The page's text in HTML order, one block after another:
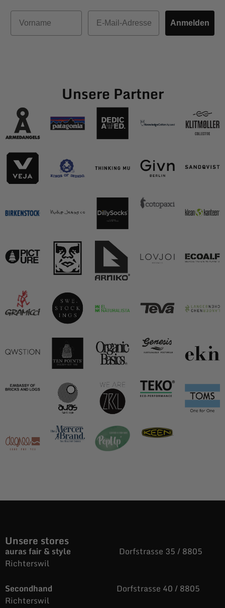
Vorname
E-Mail
Anmelden
Unsere Partner
Unsere stores
auras fair & style Dorfstrasse 35 / 8805
Richterswil
Secondhand Dorfstrasse 40 / 8805
Richterswil